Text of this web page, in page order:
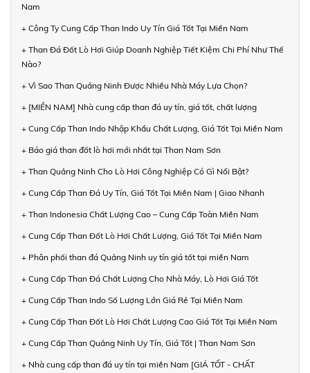
Nam
+ Công Ty Cung Cấp Than Indo Uy Tín Giá Tốt Tại Miền Nam
+ Than Đá Đốt Lò Hơi Giúp Doanh Nghiệp Tiết Kiệm Chi Phí Như Thế
Nào?
+ Vì Sao Than Quảng Ninh Được Nhiều Nhà Máy Lựa Chọn?
+ [MIỀN NAM] Nhà cung cấp than đá uy tín, giá tốt, chất lượng
+ Cung Cấp Than Indo Nhập Khẩu Chất Lượng, Giá Tốt Tại Miền Nam
+ Báo giá than đốt lò hơi mới nhất tại Than Nam Sơn
+ Than Quảng Ninh Cho Lò Hơi Công Nghiệp Có Gì Nổi Bật?
+ Cung Cấp Than Đá Uy Tín, Giá Tốt Tại Miền Nam | Giao Nhanh
+ Than Indonesia Chất Lượng Cao – Cung Cấp Toàn Miền Nam
+ Cung Cấp Than Đốt Lò Hơi Chất Lượng, Giá Tốt Tại Miền Nam
+ Phân phối than đá Quảng Ninh uy tín giá tốt tại miền Nam
+ Cung Cấp Than Đá Chất Lượng Cho Nhà Máy, Lò Hơi Giá Tốt
+ Cung Cấp Than Indo Số Lượng Lớn Giá Rẻ Tại Miền Nam
+ Cung Cấp Than Đốt Lò Hơi Chất Lượng Cao Giá Tốt Tại Miền Nam
+ Cung Cấp Than Quảng Ninh Uy Tín, Giá Tốt | Than Nam Sơn
+ Nhà cung cấp than đá uy tín tại miền Nam [GIÁ TỐT - CHẤT